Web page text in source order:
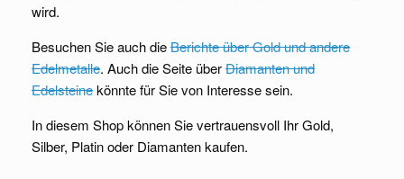
wird.
Besuchen Sie auch dieBerichte über Gold und andere
Edelmetalle. Auch die Seite überDiamanten und
Edelsteinekönnte für Sie von Interesse sein.
In diesem Shop können Sie vertrauensvoll Ihr Gold,
Silber, Platin oder Diamanten kaufen.